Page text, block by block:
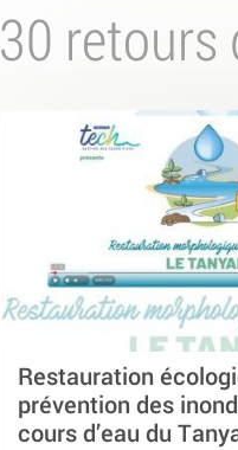
30 retours
Restauration
prévention des
cours d’eau du